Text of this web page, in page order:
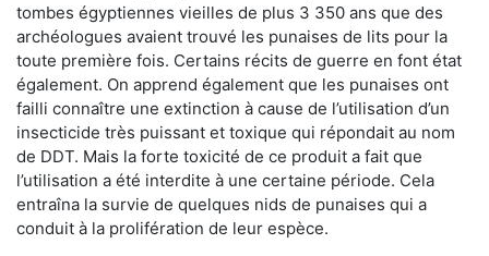
tombes égyptiennes vieilles de plus 3 350 ans que des
archéologues avaient trouvé les punaises de lits pour la
toute première fois. Certains récits de guerre en font état
également. On apprend également que les punaises ont
failli connaître une extinction à cause de l’utilisation d’un
insecticide très puissant et toxique qui répondait au nom
de DDT. Mais la forte toxicité de ce produit a fait que
l’utilisation a été interdite à une certaine période. Cela
entraîna la survie de quelques nids de punaises qui a
conduit à la prolifération de leur espèce.